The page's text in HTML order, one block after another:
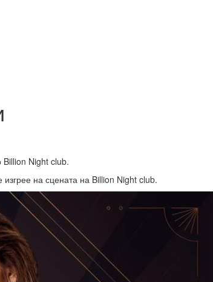
Night club.
на сцената на Billion Night club.